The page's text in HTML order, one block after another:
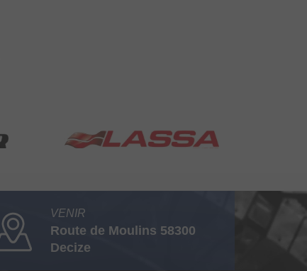
VENIR
Route de Moulins 58300
Decize